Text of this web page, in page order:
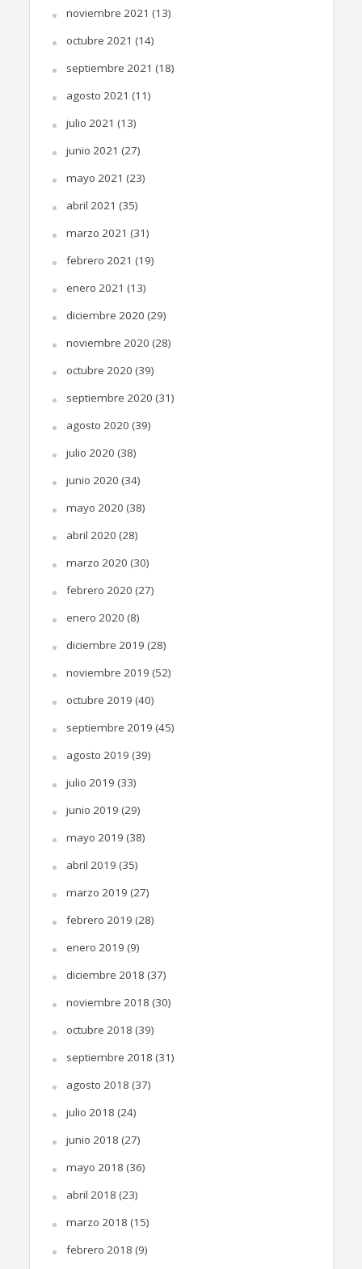
noviembre 2021 (13)
octubre 2021 (14)
septiembre 2021 (18)
agosto 2021 (11)
julio 2021 (13)
junio 2021 (27)
mayo 2021 (23)
abril 2021 (35)
marzo 2021 (31)
febrero 2021 (19)
enero 2021 (13)
diciembre 2020 (29)
noviembre 2020 (28)
octubre 2020 (39)
septiembre 2020 (31)
agosto 2020 (39)
julio 2020 (38)
junio 2020 (34)
mayo 2020 (38)
abril 2020 (28)
marzo 2020 (30)
febrero 2020 (27)
enero 2020 (8)
diciembre 2019 (28)
noviembre 2019 (52)
octubre 2019 (40)
septiembre 2019 (45)
agosto 2019 (39)
julio 2019 (33)
junio 2019 (29)
mayo 2019 (38)
abril 2019 (35)
marzo 2019 (27)
febrero 2019 (28)
enero 2019 (9)
diciembre 2018 (37)
noviembre 2018 (30)
octubre 2018 (39)
septiembre 2018 (31)
agosto 2018 (37)
julio 2018 (24)
junio 2018 (27)
mayo 2018 (36)
abril 2018 (23)
marzo 2018 (15)
febrero 2018 (9)